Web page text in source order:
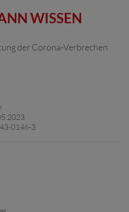
WISSEN
der Corona-Verbrechen
0146-3